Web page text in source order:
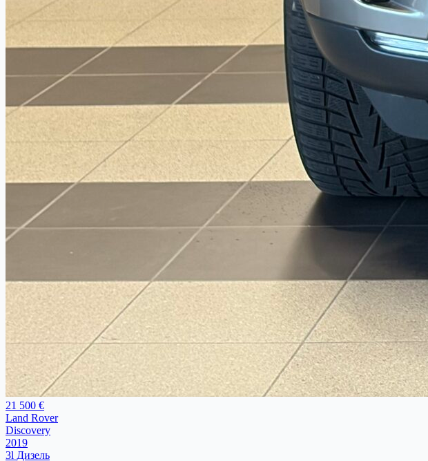
21 500 €
Land Rover
Discovery
2019
3l Дизель